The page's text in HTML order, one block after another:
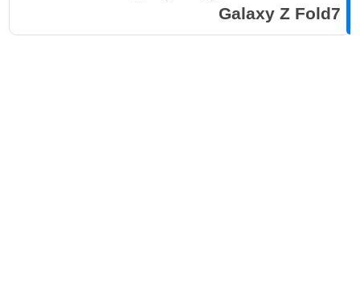
Galaxy Z Fold7